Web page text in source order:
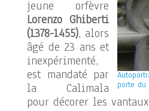
porte du
jeune orfèvre
Lorenzo Ghiberti
(1378-1455), alors
âgé de 23 ans et
inexpérimenté,
est mandaté par
la Calimala
pour décorer les